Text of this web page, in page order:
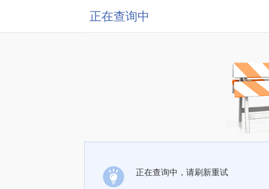
正在查询中
正在查询中，请刷新重试